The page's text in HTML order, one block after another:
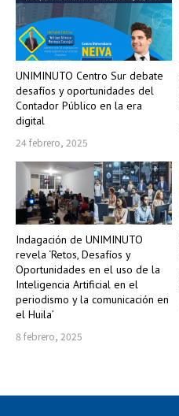
UNIMINUTO Centro Sur debate
desafíos y oportunidades del
Contador Público en la era
digital
24 febrero, 2025
Indagación de UNIMINUTO
revela ‘Retos, Desafíos y
Oportunidades en el uso de la
Inteligencia Artificial en el
periodismo y la comunicación en
el Huila’
8 febrero, 2025